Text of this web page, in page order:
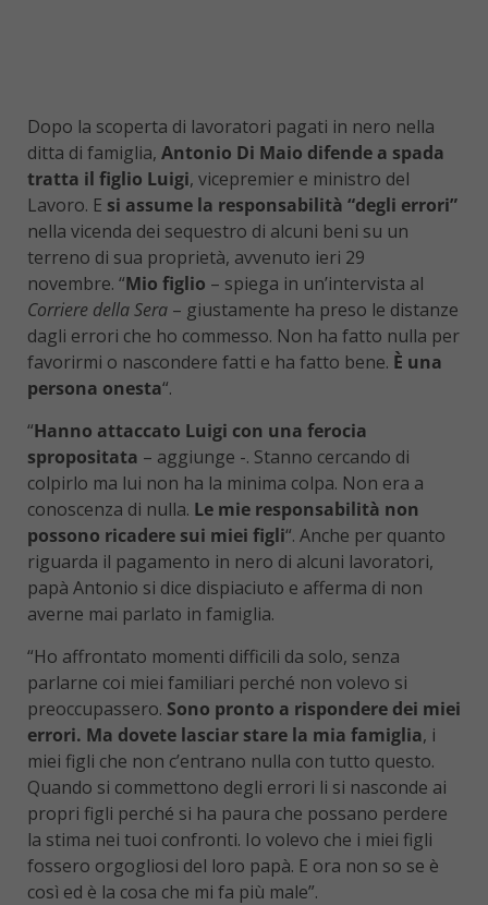
Dopo la scoperta di lavoratori pagati in nero nella
ditta di famiglia, Antonio Di Maio difende a spada
tratta il figlio Luigi, vicepremier e ministro del
Lavoro. E si assume la responsabilità “degli errori”
nella vicenda dei sequestro di alcuni beni su un
terreno di sua proprietà, avvenuto ieri 29
novembre. “Mio figlio – spiega in un’intervista al
Corriere della Sera – giustamente ha preso le distanze
dagli errori che ho commesso. Non ha fatto nulla per
favorirmi o nascondere fatti e ha fatto bene. È una
persona onesta“.
“Hanno attaccato Luigi con una ferocia
spropositata – aggiunge -. Stanno cercando di
colpirlo ma lui non ha la minima colpa. Non era a
conoscenza di nulla. Le mie responsabilità non
possono ricadere sui miei figli“. Anche per quanto
riguarda il pagamento in nero di alcuni lavoratori,
papà Antonio si dice dispiaciuto e afferma di non
averne mai parlato in famiglia.
“Ho affrontato momenti difficili da solo, senza
parlarne coi miei familiari perché non volevo si
preoccupassero. Sono pronto a rispondere dei miei
errori. Ma dovete lasciar stare la mia famiglia, i
miei figli che non c’entrano nulla con tutto questo.
Quando si commettono degli errori li si nasconde ai
propri figli perché si ha paura che possano perdere
la stima nei tuoi confronti. Io volevo che i miei figli
fossero orgogliosi del loro papà. E ora non so se è
così ed è la cosa che mi fa più male”.